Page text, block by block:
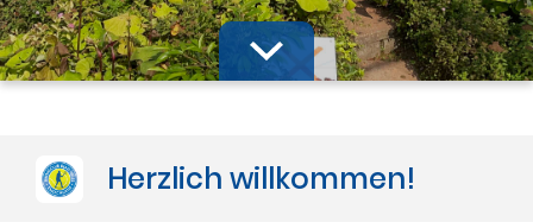
Herzlich willkommen!